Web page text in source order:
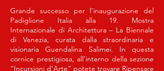
Grande successo per l’inaugurazione del
Padiglione Italia alla 19. Mostra
Internazionale di Architettura – La Biennale
di Venezia, curata dalla straordinaria e
visionaria Guendalina Salimei. In questa
cornice prestigiosa, all’interno della sezione
“Incursioni d’Arte” potete trovare Ripensare